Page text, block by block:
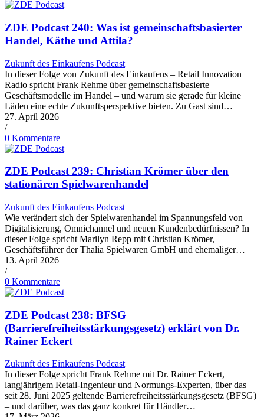
ZDE Podcast 240: Was ist gemeinschaftsbasierter
Handel, Käthe und Attila?
Zukunft des Einkaufens Podcast
In dieser Folge von Zukunft des Einkaufens – Retail Innovation
Radio spricht Frank Rehme über gemeinschaftsbasierte
Geschäftsmodelle im Handel – und warum sie gerade für kleine
Läden eine echte Zukunftsperspektive bieten. Zu Gast sind…
27. April 2026
/
0 Kommentare
ZDE Podcast 239: Christian Krömer über den
stationären Spielwarenhandel
Zukunft des Einkaufens Podcast
Wie verändert sich der Spielwarenhandel im Spannungsfeld von
Digitalisierung, Omnichannel und neuen Kundenbedürfnissen? In
dieser Folge spricht Marilyn Repp mit Christian Krömer,
Geschäftsführer der Thalia Spielwaren GmbH und ehemaliger…
13. April 2026
/
0 Kommentare
ZDE Podcast 238: BFSG
(Barrierefreiheitsstärkungsgesetz) erklärt von Dr.
Rainer Eckert
Zukunft des Einkaufens Podcast
In dieser Folge spricht Frank Rehme mit Dr. Rainer Eckert,
langjährigem Retail-Ingenieur und Normungs-Experten, über das
seit 28. Juni 2025 geltende Barrierefreiheitsstärkungsgesetz (BFSG)
– und darüber, was das ganz konkret für Händler…